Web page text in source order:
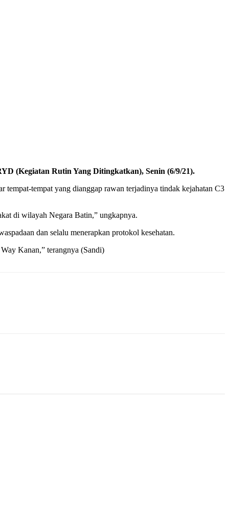
(Kegiatan Rutin Yang Ditingkatkan), Senin (6/9/21).
tempat yang dianggap rawan terjadinya tindak kejahatan C3
di wilayah Negara Batin,” ungkapnya.
dan selalu menerapkan protokol kesehatan.
Kanan,” terangnya (Sandi)